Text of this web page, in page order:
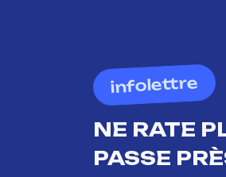
infolettre
NE RATE
PASSE